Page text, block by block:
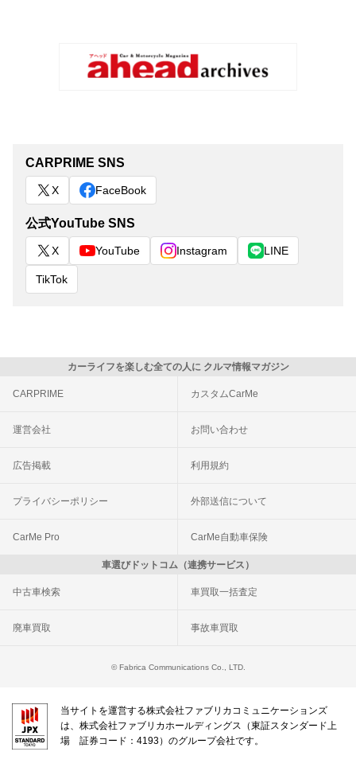
CARPRIME SNS
X FaceBook
公式YouTube SNS
X YouTube Instagram LINE
TikTok
カーライフを楽しむ全ての人に クルマ情報マガジン
CARPRIME カスタムCarMe
運営会社 お問い合わせ
広告掲載 利用規約
プライバシーポリシー 外部送信について
CarMe Pro CarMe自動車保険
車選びドットコム（連携サービス）
中古車検索 車買取一括査定
廃車買取 事故車買取
© Fabrica Communications Co., LTD.
当サイトを運営する株式会社ファブリカコミュニケーションズ
は、株式会社ファブリカホールディングス（東証スタンダード上
場 証券コード：4193）のグループ会社です。